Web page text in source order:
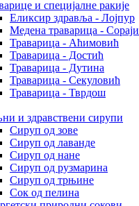
и специјалне ракије
Еликсир здравља - Лојпур
Медена траварица -
Траварица - Аћимовић
Траварица - Достић
Траварица - Дутина
Траварица - Секуловић
Траварица - Тврдош
и здравствени сирупи
Сируп од зове
Сируп од лаванде
Сируп од нане
Сируп од рузмарина
Сируп од трњине
Сок од пелина